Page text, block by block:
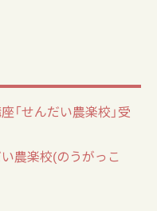
「せんだい農楽校」受
農楽校(のうがっこ